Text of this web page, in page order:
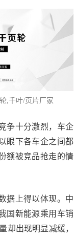
,千叶/页片厂家
争十分激烈，车企
眼下各车企之间都
额被竞品抢走的情
据上得以体现。中
国新能源乘用车销
却出现明显减缓，